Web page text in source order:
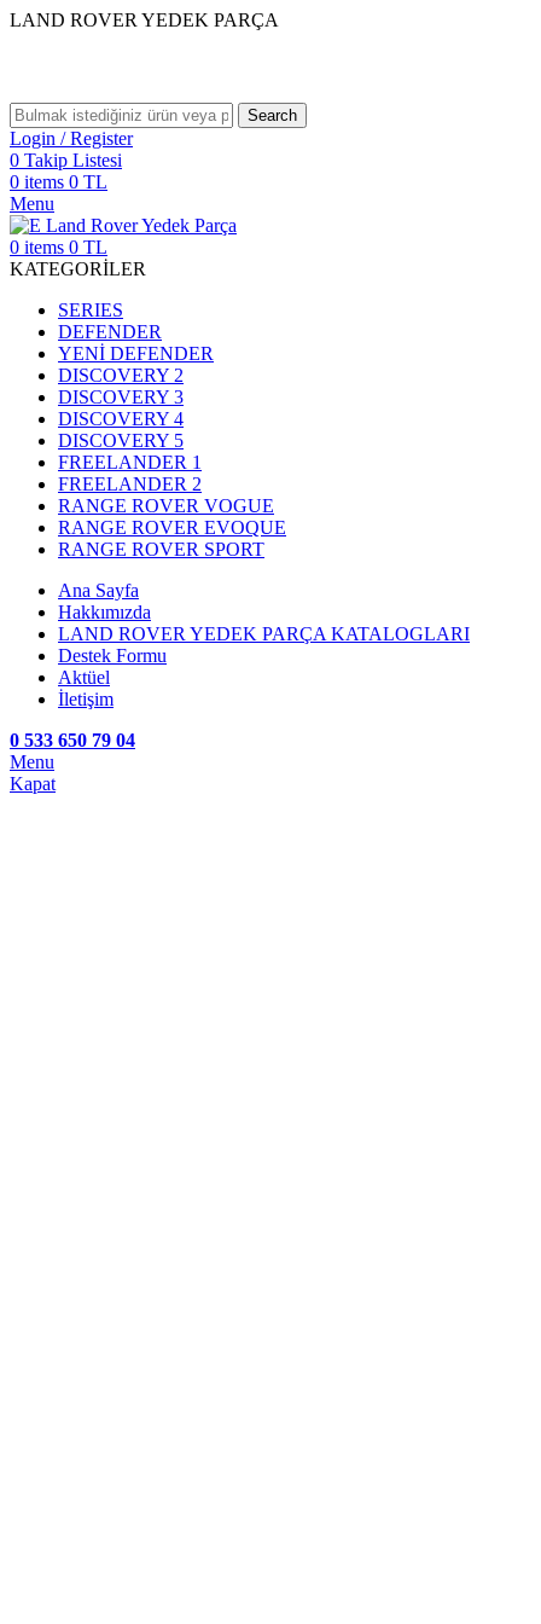
LAND ROVER YEDEK PARÇA
Search
Login / Register
0 Takip Listesi
0 items 0 TL
Menu
0 items 0 TL
KATEGORİLER
SERIES
DEFENDER
YENİ DEFENDER
DISCOVERY 2
DISCOVERY 3
DISCOVERY 4
DISCOVERY 5
FREELANDER 1
FREELANDER 2
RANGE ROVER VOGUE
RANGE ROVER EVOQUE
RANGE ROVER SPORT
Ana Sayfa
Hakkımızda
LAND ROVER YEDEK PARÇA KATALOGLARI
Destek Formu
Aktüel
İletişim
0 533 650 79 04
Menu
Kapat